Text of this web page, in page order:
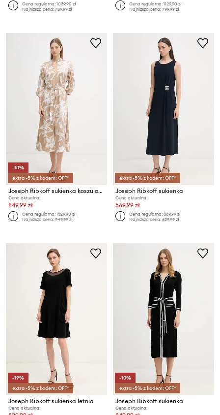
Cena regularna:1039,90 zł
Najniższa cena:789,99 zł
Cena regularna:1129,90 zł
Najniższa cena:799,99 zł
-10%
extra -5% z kodem: OFF*
Joseph Ribkoff sukienka koszulowa
Cena aktualna:
849,99 zł
Cena regularna:1329,90 zł
Najniższa cena:949,99 zł
extra -5% z kodem: OFF*
Joseph Ribkoff sukienka
Cena aktualna:
569,99 zł
Cena regularna:869,99 zł
Najniższa cena:629,99 zł
-19%
extra -5% z kodem: OFF*
Joseph Ribkoff sukienka letnia
Cena aktualna:
-10%
extra -5% z kodem: OFF*
Joseph Ribkoff sukienka
Cena aktualna: